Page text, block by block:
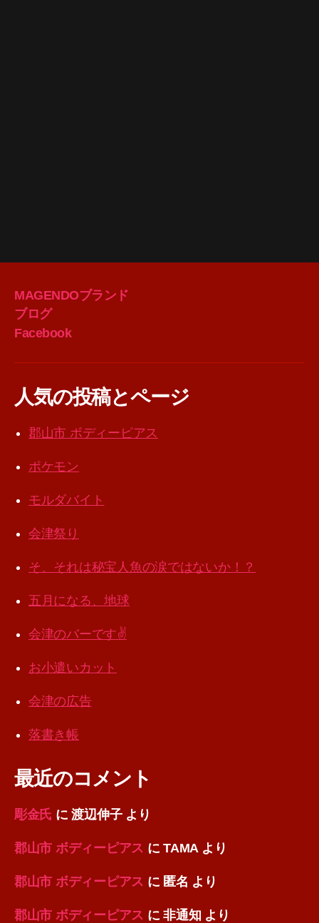
MAGENDOブランド
ブログ
Facebook
人気の投稿とページ
郡山市 ボディーピアス
ポケモン
モルダバイト
会津祭り
そ、それは秘宝人魚の涙ではないか！？
五月になる、地球
会津のバーです✌️
お小遣いカット
会津の広告
落書き帳
最近のコメント
彫金氏 に渡辺伸子より
郡山市 ボディーピアス にTAMA より
郡山市 ボディーピアス に 匿名 より
郡山市 ボディーピアス に非通知 より